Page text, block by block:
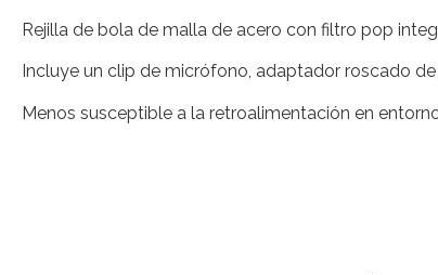
Rejilla de bola de malla de acero con filtro pop
Incluye un clip de micrófono, adaptador roscado
Menos susceptible a la retroalimentación en